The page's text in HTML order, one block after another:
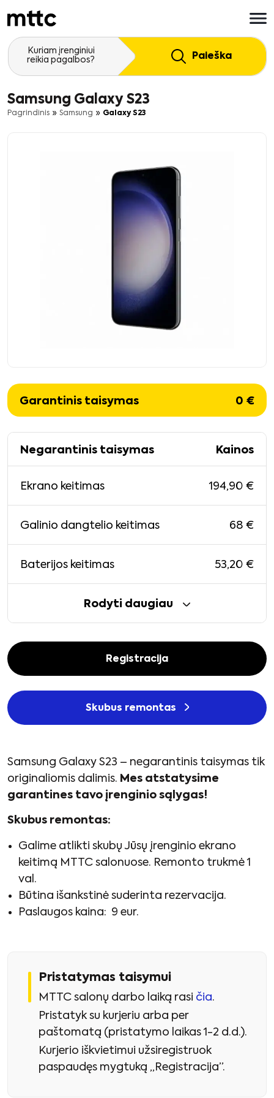
prie
pagrindinio
turinioKuriam įrenginiui
reikia pagalbos?
Paieška
Samsung Galaxy S23
Pagrindinis » Samsung » Galaxy S23
Garantinis taisymas 0 €
Negarantinis taisymas Kainos
Ekrano keitimas 194,90 €
Galinio dangtelio keitimas 68 €
Baterijos keitimas 53,20 €
Rodyti daugiau
Registracija
Skubus remontas
Samsung Galaxy S23 – negarantinis taisymas tik
originaliomis dalimis. Mes atstatysime
garantines tavo įrenginio sąlygas!
Skubus remontas:
Galime atlikti skubų Jūsų įrenginio ekrano
keitimą MTTC salonuose. Remonto trukmė 1
val.
Būtina išankstinė suderinta rezervacija.
Paslaugos kaina: 9 eur.
Pristatymas taisymui
MTTC salonų darbo laiką rasi čia.
Pristatyk su kurjeriu arba per
paštomatą (pristatymo laikas 1-2 d.d.).
Kurjerio iškvietimui užsiregistruok
paspaudęs mygtuką „Registracija”.